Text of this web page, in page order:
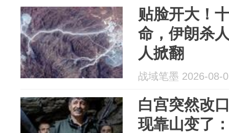
贴脸开大！
命，伊朗杀
人掀翻
战域笔墨 2026-08-
白宫突然改
现靠山变了